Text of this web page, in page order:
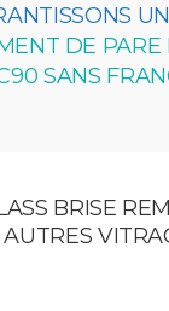
UN
DE PARE
SANS
BRISE